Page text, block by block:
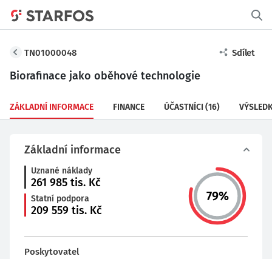
TN01000048 Sdílet
Biorafinace jako oběhové technologie
ZÁKLADNÍ INFORMACE FINANCE ÚČASTNÍCI (16)
Základní informace
Uznané náklady
261 985 tis. Kč
Statní podpora
209 559 tis. Kč
79%
Poskytovatel